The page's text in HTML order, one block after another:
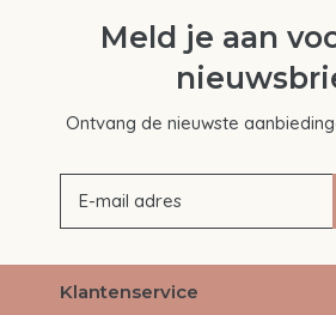
Meld je aan
Ontvang de nieuwste
Klantenservice